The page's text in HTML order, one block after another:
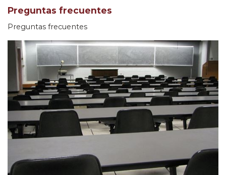
Preguntas frecuentes
Preguntas frecuentes